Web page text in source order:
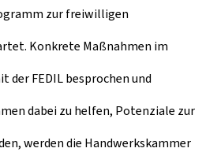
zur freiwilligen
Konkrete Maßnahmen im
FEDIL besprochen und
dabei zu helfen, Potenziale zur
werden die Handwerkskammer